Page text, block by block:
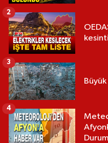
2
3
4